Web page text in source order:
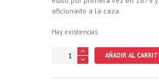
aficionado a la caza
Hay existencias
AÑADIR AL